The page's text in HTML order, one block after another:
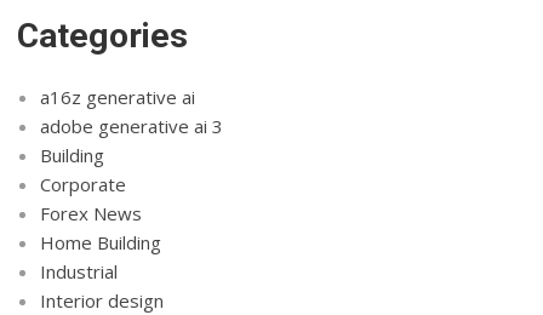
Categories
a16z generative ai
adobe generative ai 3
Building
Corporate
Forex News
Home Building
Industrial
Interior design